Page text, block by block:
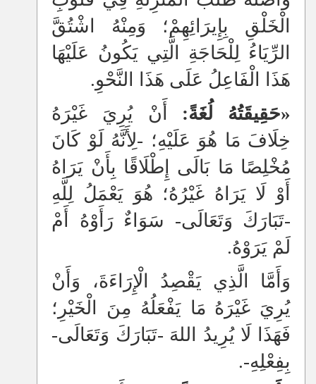
الْخَلْقِ بِإِيرَائِهِمْ؛ وَمِنْهُ اشْتُقَّ
الرِّيَاءُ لِلْحَاجَةِ الَّتِي يَكُونُ عَلَيْهَا
هَذَا الْفَاعِلُ عَلَى هَذَا النَّحْوِ.
«حَقِيقَتُهُ لُغَةً: أَنْ يُرِيَ غَيْرَهُ
خِلَافَ مَا هُوَ عَلَيْهِ؛ -لِأَنَّهُ لَوْ كَانَ
مُخْلِصًا مَا بَالَى إِطْلَاقًا بِأَنْ يَرَاهُ
أَوْ لَا يَرَاهُ غَيْرُهُ؛ هُوَ يَعْمَلُ لِلَّهِ
-تَبَارَكَ وَتَعَالَى- سَوَاءٌ رَأَوْهُ أَمْ
لَمْ يَرَوْهُ.
وَأَمَّا الَّذِي يَقْصِدُ الْإِرَاءَةَ، وَأَنْ
يُرِيَ غَيْرَهُ مَا يَفْعَلُهُ مِنَ الْخَيْرِ؛
فَهَذَا لَا يُرِيدُ اللهَ -تَبَارَكَ وَتَعَالَى-
بِفِعْلِهِ-.